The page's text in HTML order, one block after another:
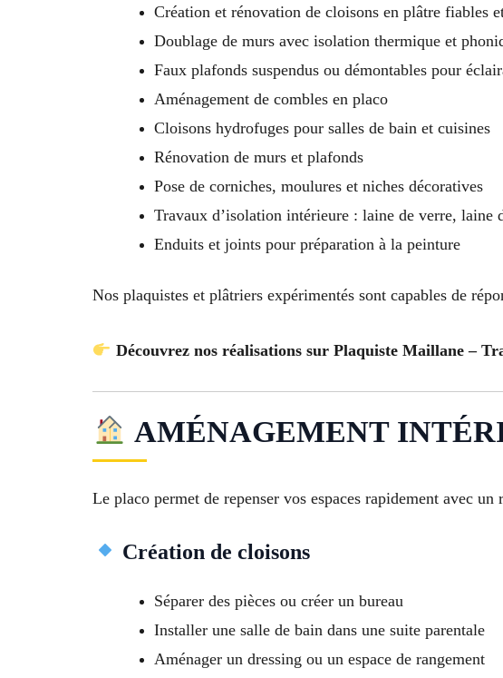
Création et rénovation de cloisons en plâtre fiables
Doublage de murs avec isolation thermique et
Faux plafonds suspendus ou démontables pour
Aménagement de combles en placo
Cloisons hydrofuges pour salles de bain et cuisines
Rénovation de murs et plafonds
Pose de corniches, moulures et niches décoratives
Travaux d’isolation intérieure : laine de verre, laine
Enduits et joints pour préparation à la peinture
Nos plaquistes et plâtriers expérimentés sont capables de
Découvrez nos réalisations sur Plaquiste Maillane –
AMÉNAGEMENT
Le placo permet de repenser vos espaces rapidement avec un
Création de cloisons
Séparer des pièces ou créer un bureau
Installer une salle de bain dans une suite parentale
Aménager un dressing ou un espace de rangement